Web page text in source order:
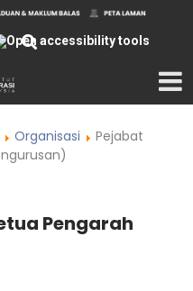
Organisasi
Pejabat
Pengarah